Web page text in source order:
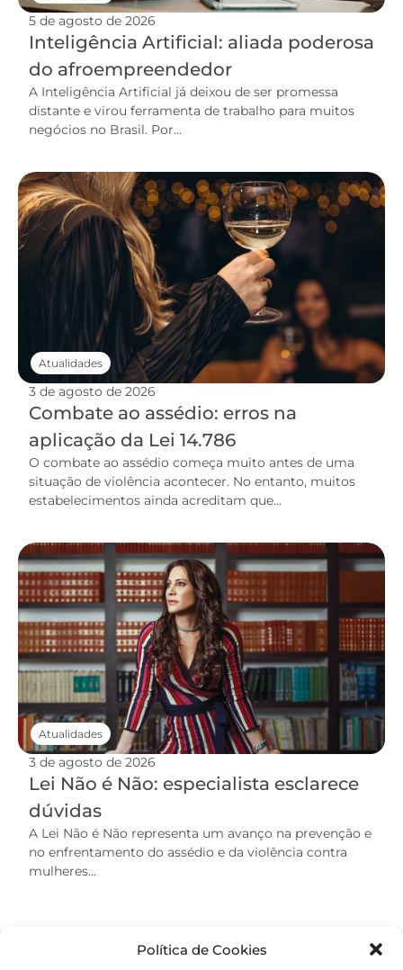
Política de Cookies
5 de agosto de 2026
Inteligência Artificial: aliada poderosa
do afroempreendedor
A Inteligência Artificial já deixou de ser promessa
distante e virou ferramenta de trabalho para muitos
negócios no Brasil. Por...
3 de agosto de 2026
Combate ao assédio: erros na
aplicação da Lei 14.786
O combate ao assédio começa muito antes de uma
situação de violência acontecer. No entanto, muitos
estabelecimentos ainda acreditam que...
Atualidades
3 de agosto de 2026
Lei Não é Não: especialista esclarece
dúvidas
A Lei Não é Não representa um avanço na prevenção e
no enfrentamento do assédio e da violência contra
mulheres...
Atualidades